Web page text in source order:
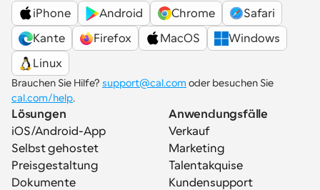
iPhone
Android Chrome
Safari
Kante
Firefox MacOS
Windows
Linux
Brauchen Sie Hilfe? support@cal.com
cal.com/help.
Lösungen
iOS/Android-App
Selbst gehostet
Preisgestaltung
Dokumente
Anwendungsfälle
Verkauf
Marketing
Talentakquise
Kundensupport